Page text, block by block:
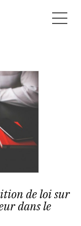
de loi sur
dans le